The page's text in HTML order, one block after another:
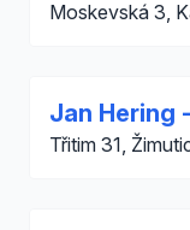
Moskevská 3,
Jan Hering
Třitim 31,